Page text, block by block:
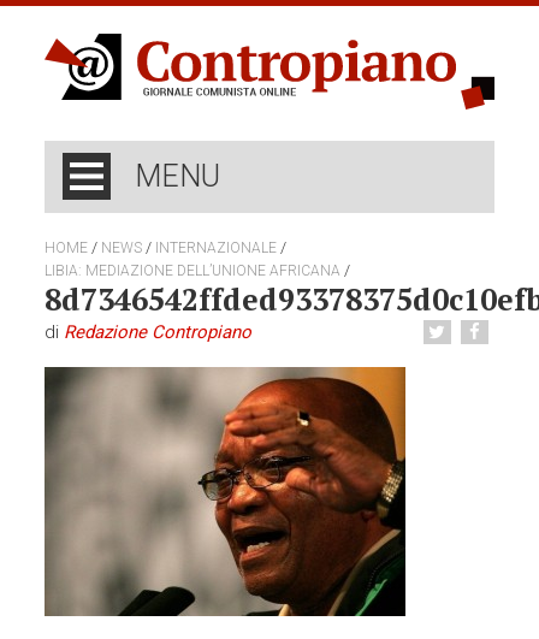
MENU
HOME / NEWS / INTERNAZIONALE /
LIBIA: MEDIAZIONE DELL’UNIONE AFRICANA /
di Redazione Contropiano